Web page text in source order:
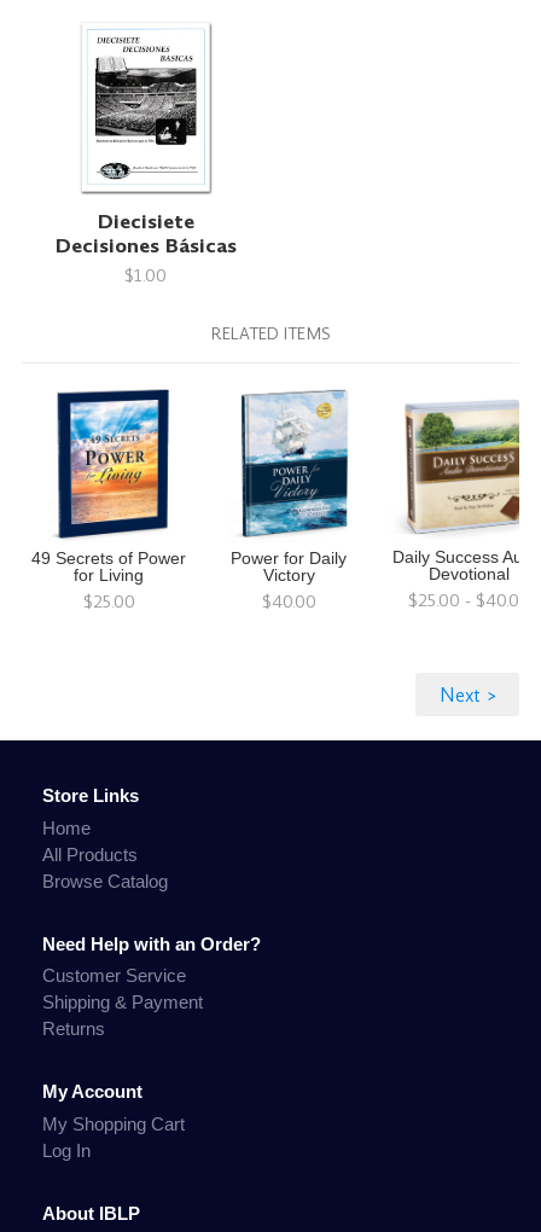
Diecisiete
Decisiones Básicas
$1.00
RELATED ITEMS
49 Secrets of Power
for Living
$25.00
Power for Daily
Victory
$40.00
Daily Success
Devotional
$25.00 - $40.00
Store Links
Home
All Products
Browse Catalog
Need Help with an Order?
Customer Service
Shipping & Payment
Returns
My Account
My Shopping Cart
Log In
About IBLP